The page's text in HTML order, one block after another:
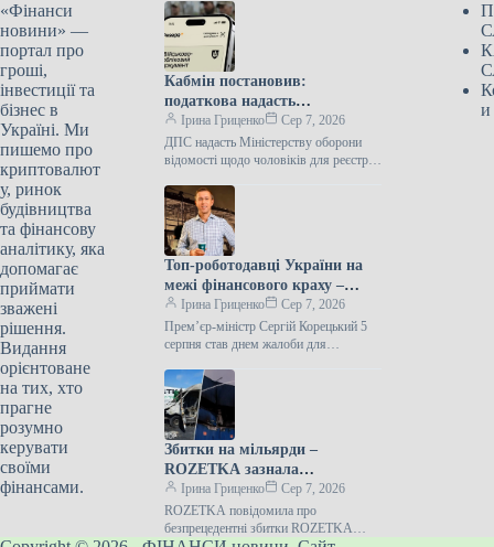
«Фінанси
новини» —
портал про
гроші,
інвестиції та
бізнес в
Україні. Ми
пишемо про
криптовалют
у, ринок
будівництва
та фінансову
аналітику, яка
допомагає
приймати
зважені
рішення.
Видання
орієнтоване
на тих, хто
прагне
розумно
керувати
своїми
фінансами.
Кабмін постановив:
податкова надасть
Міністерству оборони
відомості про чоловіків віком
від 18 до 60 років.
Ірина Гриценко
Сер 7, 2026
ДПС надасть Міністерству оборони
відомості щодо чоловіків для реєстру
Державній податковій службі передати
Міністерству оборони інформацію
Топ-роботодавці України на
межі фінансового краху –
Корецький обіцяє їм… новітні
сховища
Ірина Гриценко
Сер 7, 2026
Прем’єр-міністр Сергій Корецький 5
серпня став днем жалоби для
потужного ракетного удару РФ у ніч
на 5…
Збитки на мільярди –
ROZETKA зазнала
найсерйозніших фінансових
втрат в історії компанії
Ірина Гриценко
Сер 7, 2026
ROZETKA повідомила про
безпрецедентні збитки ROZETKA
и